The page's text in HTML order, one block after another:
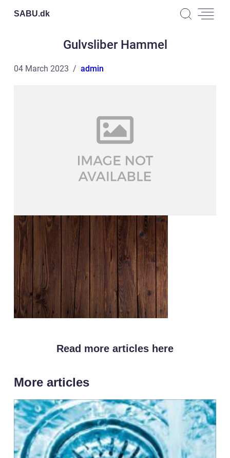
SABU.dk
Gulvsliber Hammel
04 March 2023 admin
Read more articles here
More articles